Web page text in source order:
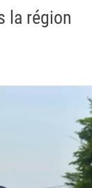
la région